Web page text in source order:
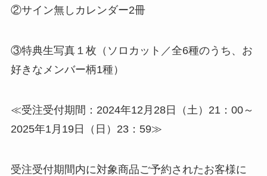
②サイン無しカレンダー2冊
③特典生写真１枚（ソロカット／全6種のうち、お
好きなメンバー柄1種）
≪受注受付期間：2024年12月28日（土）21：00～
2025年1月19日（日）23：59≫
受注受付期間内に対象商品ご予約されたお客様に